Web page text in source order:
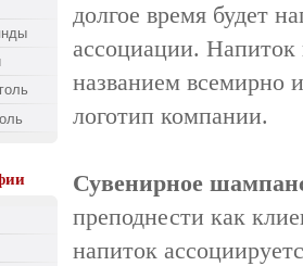
долгое время будет
ассоциации. Напиток
названием всемирно
логотип компании.
Сувенирное
преподнести как
напиток